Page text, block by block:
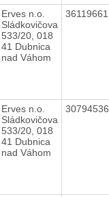
Erves n.o.
Sládkovičova
533/20, 018
41 Dubnica
nad Váhom
36119661
Erves n.o.
Sládkovičova
533/20, 018
41 Dubnica
nad Váhom
30794536